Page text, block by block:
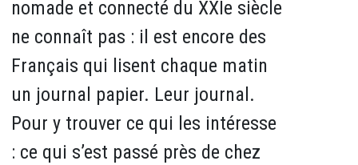
nomade et connecté du XXIe siècle
ne connaît pas : il est encore des
Français qui lisent chaque matin
un journal papier. Leur journal.
Pour y trouver ce qui les intéresse
: ce qui s’est passé près de chez